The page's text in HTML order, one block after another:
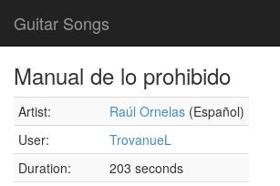
Guitar Songs
Manual de lo prohibido
Artist: Raúl Ornelas (Español)
User:
TrovanueL
Duration:
203 seconds